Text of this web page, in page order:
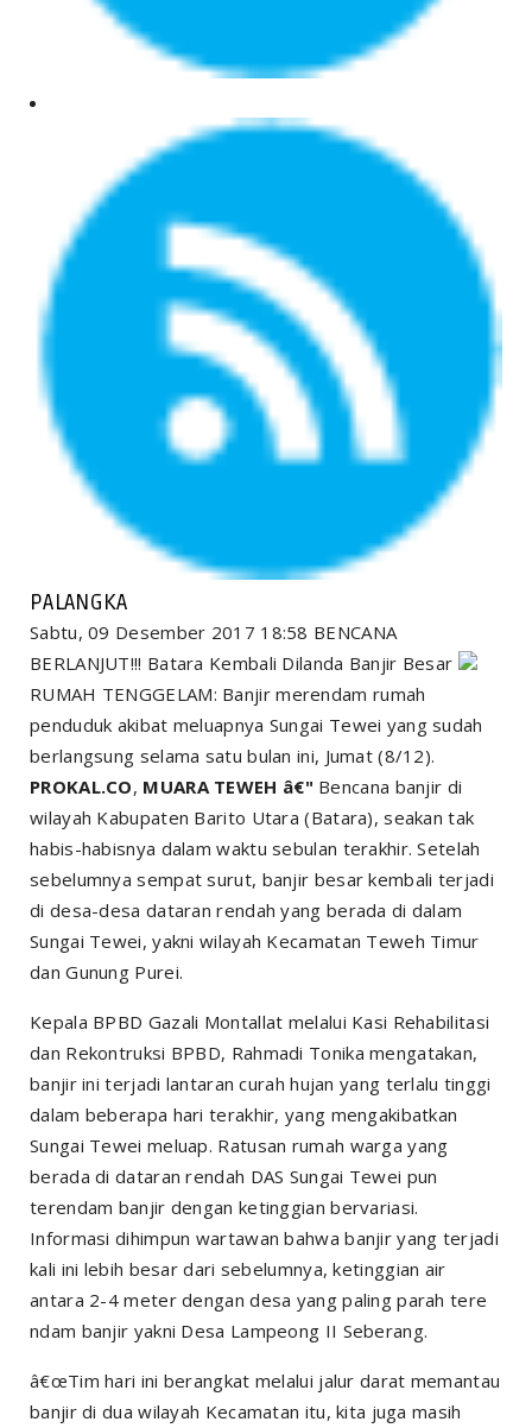
PALANGKA
Sabtu, 09 Desember 2017 18:58 BENCANA
BERLANJUT!!! Batara Kembali Dilanda Banjir Besar
RUMAH TENGGELAM: Banjir merendam rumah
penduduk akibat meluapnya Sungai Tewei yang sudah
berlangsung selama satu bulan ini, Jumat (8/12).
PROKAL.CO, MUARA TEWEH â€" Bencana banjir di
wilayah Kabupaten Barito Utara (Batara), seakan tak
habis-habisnya dalam waktu sebulan terakhir. Setelah
sebelumnya sempat surut, banjir besar kembali terjadi
di desa-desa dataran rendah yang berada di dalam
Sungai Tewei, yakni wilayah Kecamatan Teweh Timur
dan Gunung Purei.
Kepala BPBD Gazali Montallat melalui Kasi Rehabilitasi
dan Rekontruksi BPBD, Rahmadi Tonika mengatakan,
banjir ini terjadi lantaran curah hujan yang terlalu tinggi
dalam beberapa hari terakhir, yang mengakibatkan
Sungai Tewei meluap. Ratusan rumah warga yang
berada di dataran rendah DAS Sungai Tewei pun
terendam banjir dengan ketinggian bervariasi.
Informasi dihimpun wartawan bahwa banjir yang terjadi
kali ini lebih besar dari sebelumnya, ketinggian air
antara 2-4 meter dengan desa yang paling parah tere
ndam banjir yakni Desa Lampeong II Seberang.
â€œTim hari ini berangkat melalui jalur darat memantau
banjir di dua wilayah Kecamatan itu, kita juga masih